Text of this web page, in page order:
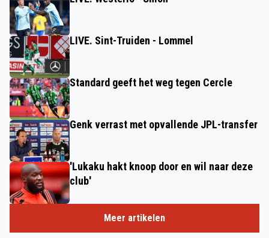
LIVE. Sint-Truiden - Lommel
Standard geeft het weg tegen Cercle
Genk verrast met opvallende JPL-transfer
'Lukaku hakt knoop door en wil naar deze
club'
Meer artikelen